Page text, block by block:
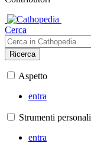
Cerca
Ricerca
Aspetto
entra
Strumenti personali
entra